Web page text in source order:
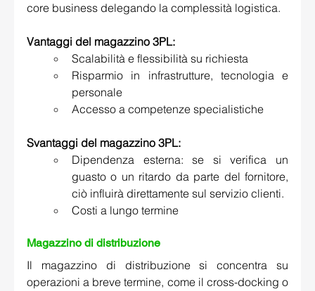
core business delegando la complessità logistica.
Vantaggi del magazzino 3PL:
Scalabilità e flessibilità su richiesta
Risparmio in infrastrutture, tecnologia e
personale
Accesso a competenze specialistiche
Svantaggi del magazzino 3PL:
Dipendenza esterna: se si verifica un
guasto o un ritardo da parte del fornitore,
ciò influirà direttamente sul servizio clienti.
Costi a lungo termine
Magazzino di distribuzione
Il magazzino di distribuzione si concentra su
operazioni a breve termine, come il cross-docking o